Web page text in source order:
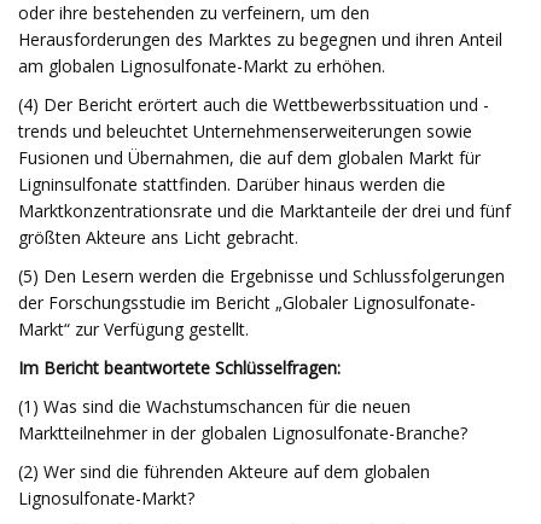
oder ihre bestehenden zu verfeinern, um den
Herausforderungen des Marktes zu begegnen und ihren Anteil
am globalen Lignosulfonate-Markt zu erhöhen.
(4) Der Bericht erörtert auch die Wettbewerbssituation und -
trends und beleuchtet Unternehmenserweiterungen sowie
Fusionen und Übernahmen, die auf dem globalen Markt für
Ligninsulfonate stattfinden. Darüber hinaus werden die
Marktkonzentrationsrate und die Marktanteile der drei und fünf
größten Akteure ans Licht gebracht.
(5) Den Lesern werden die Ergebnisse und Schlussfolgerungen
der Forschungsstudie im Bericht „Globaler Lignosulfonate-
Markt“ zur Verfügung gestellt.
Im Bericht beantwortete Schlüsselfragen:
(1) Was sind die Wachstumschancen für die neuen
Marktteilnehmer in der globalen Lignosulfonate-Branche?
(2) Wer sind die führenden Akteure auf dem globalen
Lignosulfonate-Markt?